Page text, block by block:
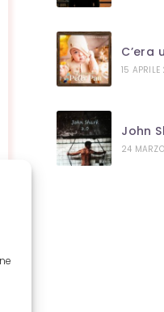
C’era
15 APRILE
John
24